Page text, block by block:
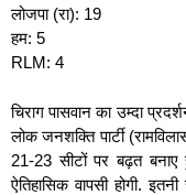
लोजपा (रा): 19
हम: 5
RLM: 4
चिराग पासवान का उम्दा
लोक जनशक्ति पार्टी
21-23 सीटों पर बढ़त बनाए
ऐतिहासिक वापसी होगी.